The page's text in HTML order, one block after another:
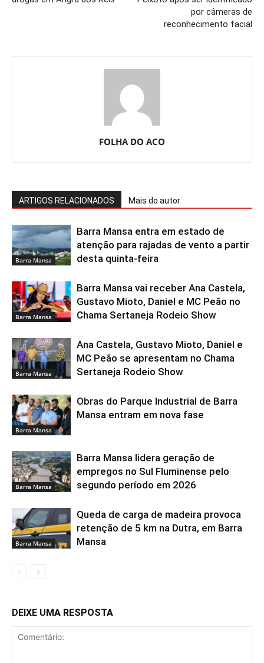
por câmeras de
reconhecimento facial
FOLHA DO ACO
ARTIGOS RELACIONADOS Mais do autor
Barra Mansa
Barra Mansa entra em estado de
atenção para rajadas de vento a partir
desta quinta-feira
Barra Mansa
Barra Mansa vai receber Ana Castela,
Gustavo Mioto, Daniel e MC Peão no
Chama Sertaneja Rodeio Show
Barra Mansa
Ana Castela, Gustavo Mioto, Daniel e
MC Peão se apresentam no Chama
Sertaneja Rodeio Show
Barra Mansa
Obras do Parque Industrial de Barra
Mansa entram em nova fase
Barra Mansa
Barra Mansa lidera geração de
empregos no Sul Fluminense pelo
segundo período em 2026
Barra Mansa
Queda de carga de madeira provoca
retenção de 5 km na Dutra, em Barra
Mansa
DEIXE UMA RESPOSTA